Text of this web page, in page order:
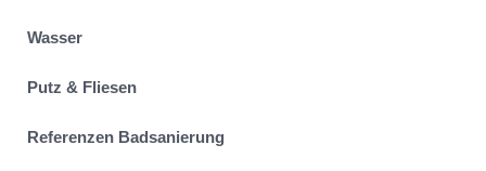
Wasser
Putz & Fliesen
Referenzen Badsanierung